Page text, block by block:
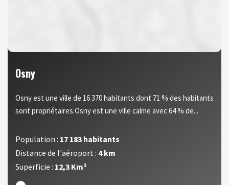
Osny
Osny est une ville de 16 370 habitants dont 71 % des habitants
sont propriétaires.Osny est une ville calme avec 64 % de...
Population : 17 183 habitants
Distance de l'aéroport : 4 km
Superficie : 12,3 Km²